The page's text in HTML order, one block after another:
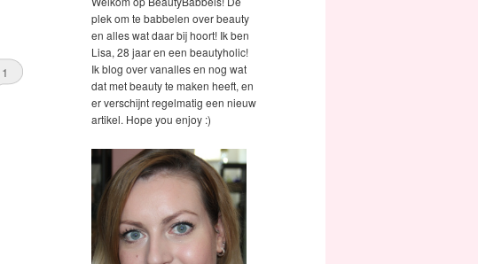
1
plek om te babbelen over beauty
en alles wat daar bij hoort! Ik ben
Lisa, 28 jaar en een beautyholic!
Ik blog over vanalles en nog wat
dat met beauty te maken heeft, en
er verschijnt regelmatig een nieuw
artikel. Hope you enjoy :)